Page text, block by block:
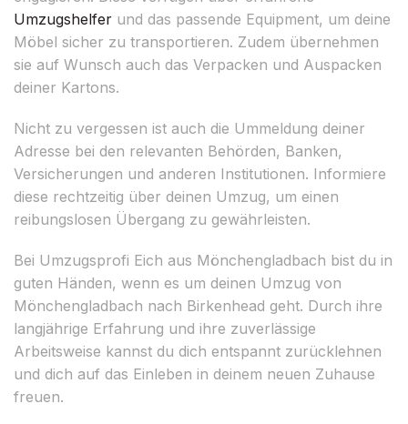
Umzugshelfer und das passende Equipment, um deine
Möbel sicher zu transportieren. Zudem übernehmen
sie auf Wunsch auch das Verpacken und Auspacken
deiner Kartons.
Nicht zu vergessen ist auch die Ummeldung deiner
Adresse bei den relevanten Behörden, Banken,
Versicherungen und anderen Institutionen. Informiere
diese rechtzeitig über deinen Umzug, um einen
reibungslosen Übergang zu gewährleisten.
Bei Umzugsprofi Eich aus Mönchengladbach bist du in
guten Händen, wenn es um deinen Umzug von
Mönchengladbach nach Birkenhead geht. Durch ihre
langjährige Erfahrung und ihre zuverlässige
Arbeitsweise kannst du dich entspannt zurücklehnen
und dich auf das Einleben in deinem neuen Zuhause
freuen.